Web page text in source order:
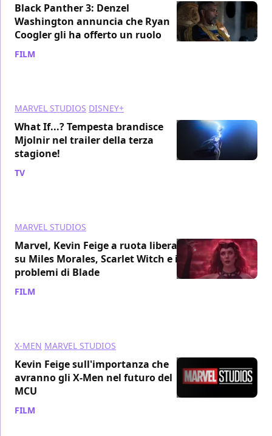
Black Panther 3: Denzel
Washington annuncia che Ryan
Coogler gli ha offerto un ruolo
FILM
MARVEL STUDIOS DISNEY+
What If...? Tempesta brandisce
Mjolnir nel trailer della terza
stagione!
TV
MARVEL STUDIOS
Marvel, Kevin Feige a ruota libera
su Miles Morales, Scarlet Witch e i
problemi di Blade
FILM
X-MEN MARVEL STUDIOS
Kevin Feige sull'importanza che
avranno gli X-Men nel futuro del
MCU
FILM